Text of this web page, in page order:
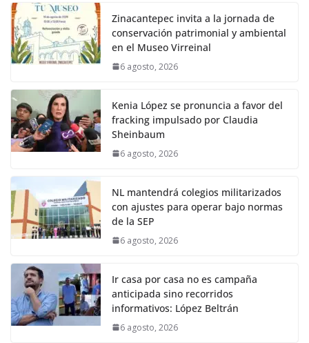
Zinacantepec invita a la jornada de
conservación patrimonial y ambiental
en el Museo Virreinal
6 agosto, 2026
Kenia López se pronuncia a favor del
fracking impulsado por Claudia
Sheinbaum
6 agosto, 2026
NL mantendrá colegios militarizados
con ajustes para operar bajo normas
de la SEP
6 agosto, 2026
Ir casa por casa no es campaña
anticipada sino recorridos
informativos: López Beltrán
6 agosto, 2026